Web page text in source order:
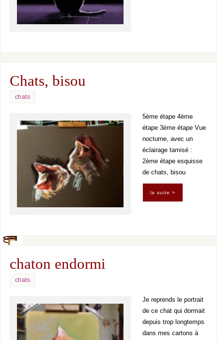
Chats, bisou
chats
5ème étape 4ème
étape 3ème étape Vue
nocturne, avec un
éclairage tamisé :
2ème étape esquisse
de chats, bisou
la suite >
chaton endormi
chats
Je reprends le portrait
de ce chat qui dormait
depuis trop longtemps
dans mes cartons à